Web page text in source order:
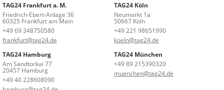
TAG24 Frankfurt a. M.
Friedrich-Ebert-Anlage 36
60325 Frankfurt am Main
+49 69 348750580
frankfurt@tag24.de
TAG24 Köln
Neumarkt 1a
50667 Köln
+49 221 98651990
koeln@tag24.de
TAG24 Hamburg
Am Sandtorkai 77
20457 Hamburg
+49 40 228608090
TAG24 München
+49 89 215390320
muenchen@tag24.de